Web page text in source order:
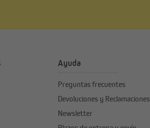
Ayuda
Preguntas frecuentes
Devoluciones y Reclamaciones
Newsletter